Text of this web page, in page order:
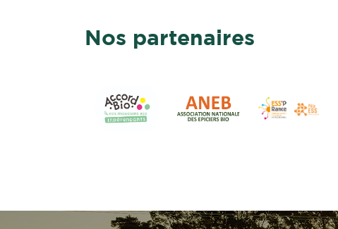
Nos partenaires